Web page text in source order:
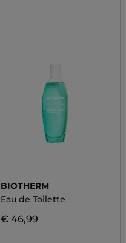
BIOTHERM
Eau de Toilette
€ 46,99